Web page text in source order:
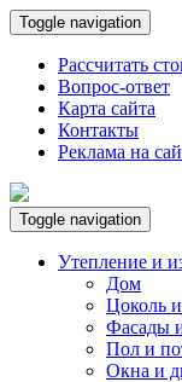
Toggle navigation
Рассчитать
Вопрос-ответ
Карта сайта
Контакты
Реклама на
Toggle navigation
Утепление и
Дом
Цоколь
Фасады
Пол и
Окна и